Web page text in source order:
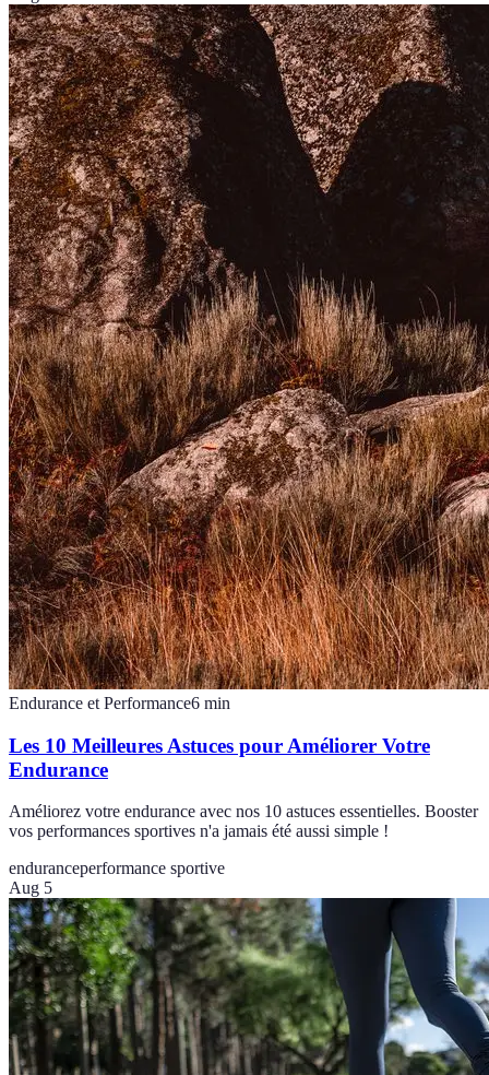
Endurance et Performance6 min
Les 10 Meilleures Astuces pour Améliorer Votre
Endurance
Améliorez votre endurance avec nos 10 astuces essentielles. Booster
vos performances sportives n'a jamais été aussi simple !
enduranceperformance sportive
Aug 5